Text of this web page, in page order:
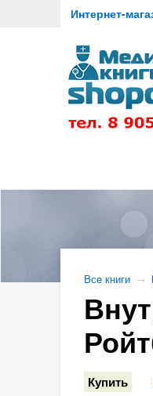
Интернет-
Все книги →
Купить